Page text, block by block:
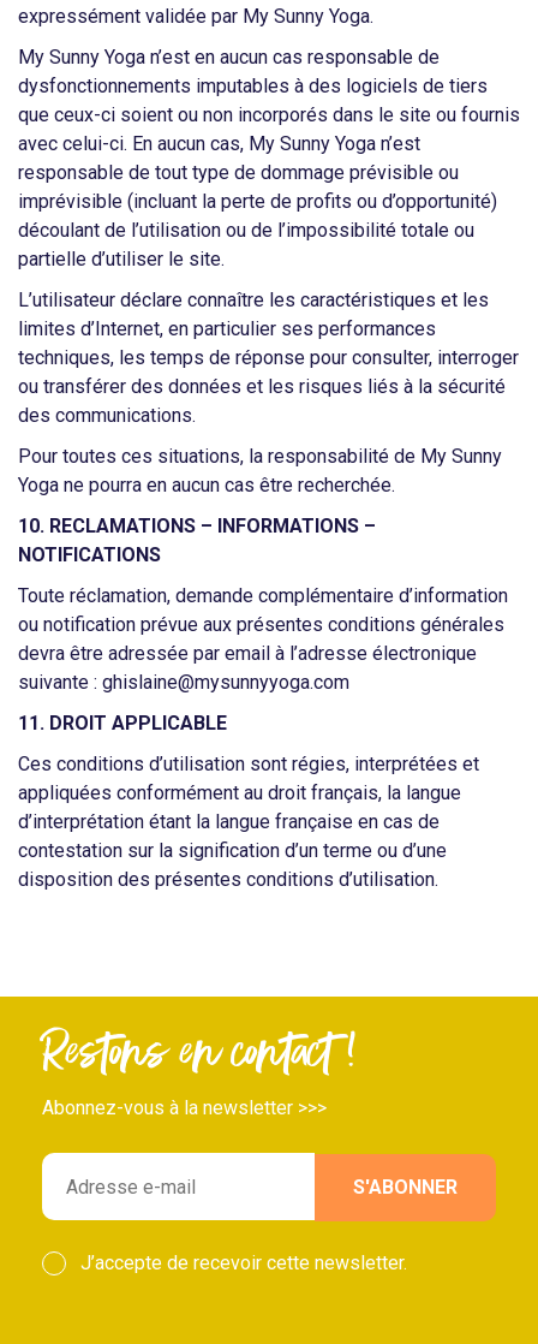
expressément validée par My Sunny Yoga.
My Sunny Yoga n’est en aucun cas responsable de
dysfonctionnements imputables à des logiciels de tiers
que ceux-ci soient ou non incorporés dans le site ou fournis
avec celui-ci. En aucun cas, My Sunny Yoga n’est
responsable de tout type de dommage prévisible ou
imprévisible (incluant la perte de profits ou d’opportunité)
découlant de l’utilisation ou de l’impossibilité totale ou
partielle d’utiliser le site.
L’utilisateur déclare connaître les caractéristiques et les
limites d’Internet, en particulier ses performances
techniques, les temps de réponse pour consulter, interroger
ou transférer des données et les risques liés à la sécurité
des communications.
Pour toutes ces situations, la responsabilité de My Sunny
Yoga ne pourra en aucun cas être recherchée.
10. RECLAMATIONS – INFORMATIONS –
NOTIFICATIONS
Toute réclamation, demande complémentaire d’information
ou notification prévue aux présentes conditions générales
devra être adressée par email à l’adresse électronique
suivante : ghislaine@mysunnyyoga.com
11. DROIT APPLICABLE
Ces conditions d’utilisation sont régies, interprétées et
appliquées conformément au droit français, la langue
d’interprétation étant la langue française en cas de
contestation sur la signification d’un terme ou d’une
disposition des présentes conditions d’utilisation.
Restons en contact !
Abonnez-vous à la newsletter >>>
J’accepte de recevoir cette newsletter.